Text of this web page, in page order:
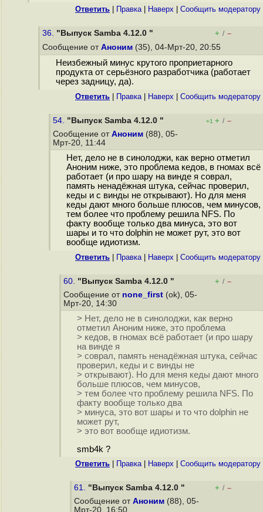
Ответить Правка| Наверх Cообщить модератору
36. "Выпуск Samba 4.12.0 " + / –
Сообщение от Аноним (35), 04-Мрт-20, 20:55
Неизбежный минус крутого проприетарного
продукта от серьёзного разработчика (работает
через задницу, да).
Ответить Правка| Наверх Cообщить модератору
54. "Выпуск Samba 4.12.0 " +1 + / –
Сообщение от Аноним (88), 05-
Мрт-20, 11:44
Нет, дело не в синолоджи, как верно отметил
Аноним ниже, это проблема кедов, в гномах всё
работает (и про шару на винде я соврал,
память ненадёжная штука, сейчас проверил,
кеды и с винды не открывают). Но для меня
кеды дают много больше плюсов, чем минусов,
тем более что проблему решила NFS. По
факту вообще только два минуса, это вот
шары и то что dolphin не может рут, это вот
вообще идиотизм.
Ответить Правка| Наверх Cообщить модератору
60. "Выпуск Samba 4.12.0 " + / –
Сообщение от none_first (ok), 05-
Мрт-20, 14:30
> Нет, дело не в синолоджи, как верно
отметил Аноним ниже, это проблема
> кедов, в гномах всё работает (и про шару
на винде я
> соврал, память ненадёжная штука, сейчас
проверил, кеды и с винды не
> открывают). Но для меня кеды дают много
больше плюсов, чем минусов,
> тем более что проблему решила NFS. По
факту вообще только два
> минуса, это вот шары и то что dolphin не
может рут,
> это вот вообще идиотизм.
smb4k ?
Ответить Правка| Наверх Cообщить модератору
61. "Выпуск Samba 4.12.0 " + / –
Сообщение от Аноним (88), 05-
Мрт-20, 16:50